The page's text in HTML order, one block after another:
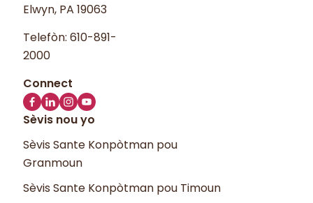
Elwyn, PA 19063
Telefòn: 610-891-
2000
Sèvis nou yo
Sèvis Sante Konpòtman pou
Granmoun
Sèvis Sante Konpòtman pou Timoun